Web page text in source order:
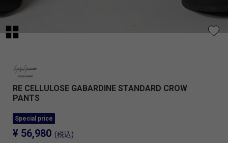
RE CELLULOSE GABARDINE STANDARD CROW
PANTS
Special price
¥ 56,980 (税込)